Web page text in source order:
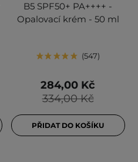
B5 SPF50+ PA++++ -
Opalovací krém - 50 ml
547
334,00 Kč
284,00 Kč
PŘIDAT DO KOŠÍKU